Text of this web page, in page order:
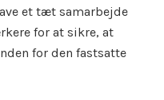
et tæt samarbejde
for at sikre, at
for den fastsatte